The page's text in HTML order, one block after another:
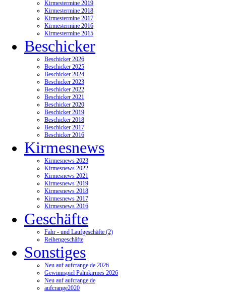
Kirmestermine 2019
Kirmestermine 2018
Kirmestermine 2017
Kirmestermine 2016
Kirmestermine 2015
Beschicker
Beschicker 2026
Beschicker 2025
Beschicker 2024
Beschicker 2023
Beschicker 2022
Beschicker 2021
Beschicker 2020
Beschicker 2019
Beschicker 2018
Beschicker 2017
Beschicker 2016
Kirmesnews
Kirmesnews 2023
Kirmesnews 2022
Kirmesnews 2021
Kirmesnews 2019
Kirmesnews 2018
Kirmesnews 2017
Kirmesnews 2016
Geschäfte
Fahr - und Laufgeschäfte (2)
Reihengeschäfte
Sonstiges
Neu auf aufcrange.de 2026
Gewinnspiel Palmkirmes 2026
Neu auf aufcrange.de
aufcrange2020